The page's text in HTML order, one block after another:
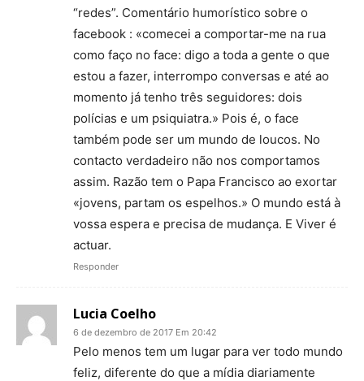
“redes”. Comentário humorístico sobre o
facebook : «comecei a comportar-me na rua
como faço no face: digo a toda a gente o que
estou a fazer, interrompo conversas e até ao
momento já tenho três seguidores: dois
polícias e um psiquiatra.» Pois é, o face
também pode ser um mundo de loucos. No
contacto verdadeiro não nos comportamos
assim. Razão tem o Papa Francisco ao exortar
«jovens, partam os espelhos.» O mundo está à
vossa espera e precisa de mudança. E Viver é
actuar.
Responder
Lucia Coelho
6 de dezembro de 2017 Em 20:42
Pelo menos tem um lugar para ver todo mundo
feliz, diferente do que a mídia diariamente